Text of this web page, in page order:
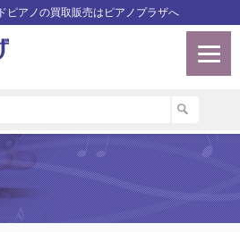
ピアノの買取販売はピアノプラザへ